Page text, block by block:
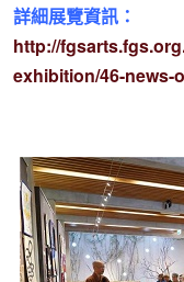
詳細展覽資訊：
http://
exhibition/46-news-